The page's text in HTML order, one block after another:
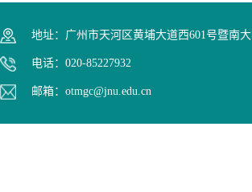
地址：广州市天河区黄埔大道西601号暨南
电话：020-85227932
邮箱：otmgc@jnu.edu.cn